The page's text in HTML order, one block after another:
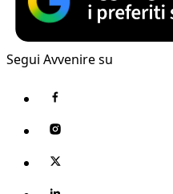
Segui Avvenire su